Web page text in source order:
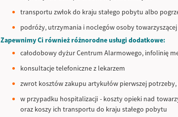
transportu zwłok do kraju stałego pobytu albo
podróży, utrzymania i noclegów osoby
Zapewnimy Ci również różnorodne usługi dodatkowe:
całodobowy dyżur Centrum Alarmowego, infolinię
konsultacje telefoniczne z lekarzem
zwrot kosztów zakupu artykułów pierwszej
w przypadku hospitalizacji - koszty opieki nad
oraz koszy ich transportu do kraju stałego pobytu